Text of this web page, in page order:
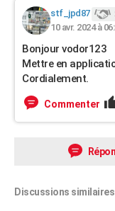
stf_jpd87
10 avr. 2024 à
Bonjour vodor123
Mettre en
Cordialement.
Commenter
Discussions similaires